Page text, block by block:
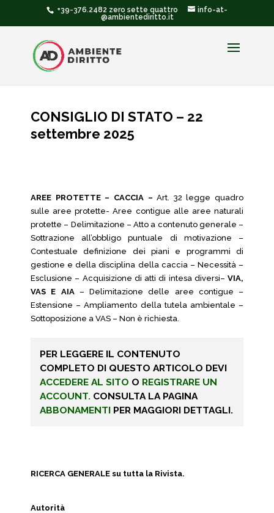
+39-376.2482 zero sette quattro
info-at-
@ambientediritto.it
CONSIGLIO DI STATO – 22
settembre 2025
AREE PROTETTE – CACCIA – Art. 32 legge quadro
sulle aree protette- Aree contigue alle aree naturali
protette – Delimitazione – Atto a contenuto generale –
Sottrazione all’obbligo puntuale di motivazione –
Contestuale definizione dei piani e programmi di
gestione e della disciplina della caccia – Necessità –
Esclusione – Acquisizione di atti di intesa diversi– VIA,
VAS E AIA– Delimitazione delle aree contigue –
Estensione – Ampliamento della tutela ambientale –
Sottoposizione a VAS – Non è richiesta.
PER LEGGERE IL CONTENUTO
COMPLETO DI QUESTO ARTICOLO DEVI
ACCEDERE AL SITO O REGISTRARE UN
ACCOUNT. CONSULTA LA PAGINA
ABBONAMENTI PER MAGGIORI DETTAGLI.
RICERCA GENERALE su tutta la Rivista.
Autorità